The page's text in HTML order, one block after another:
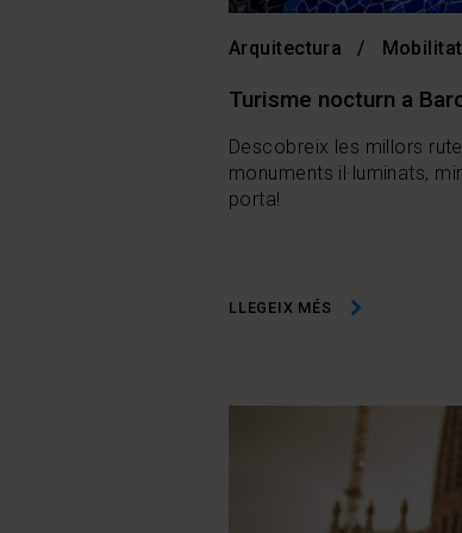
Arquitectura Mobilitat
Turisme nocturn a
Descobreix les millors
monuments il·luminats,
porta!
LLEGEIX MÉS